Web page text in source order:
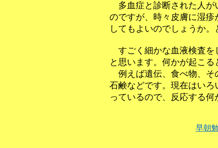
多血症と診断された人が
のですが、時々皮膚に湿
してもよいのでしょうか
すごく細かな血液検査を
と思います。何かが起こ
例えば遺伝、食べ物、そ
石鹸などです。現在はい
っているので、反応する
早朝